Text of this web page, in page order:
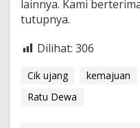
lainnya. Kami
tutupnya.
Dilihat: 306
Cik ujang kemajuan
Ratu Dewa